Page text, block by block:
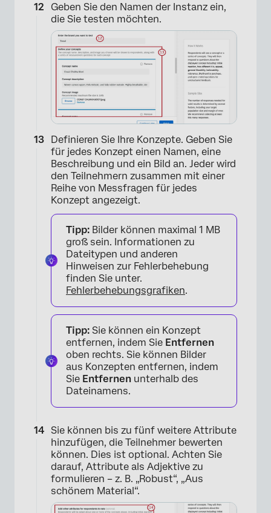
×
Geben Sie den Namen der Instanz ein,
die Sie testen möchten.
Definieren Sie Ihre Konzepte. Geben Sie
für jedes Konzept einen Namen, eine
Beschreibung und ein Bild an. Jeder wird
den Teilnehmern zusammen mit einer
Reihe von Messfragen für jedes
Konzept angezeigt.
Tipp: Bilder können maximal 1 MB
groß sein. Informationen zu
Dateitypen und anderen
Hinweisen zur Fehlerbehebung
finden Sie unter.
Fehlerbehebungsgrafiken.
Tipp: Sie können ein Konzept
entfernen, indem Sie Entfernen
oben rechts. Sie können Bilder
aus Konzepten entfernen, indem
Sie Entfernen unterhalb des
Dateinamens.
Sie können bis zu fünf weitere Attribute
hinzufügen, die Teilnehmer bewerten
können. Dies ist optional. Achten Sie
darauf, Attribute als Adjektive zu
formulieren – z. B. „Robust“, „Aus
schönem Material“.